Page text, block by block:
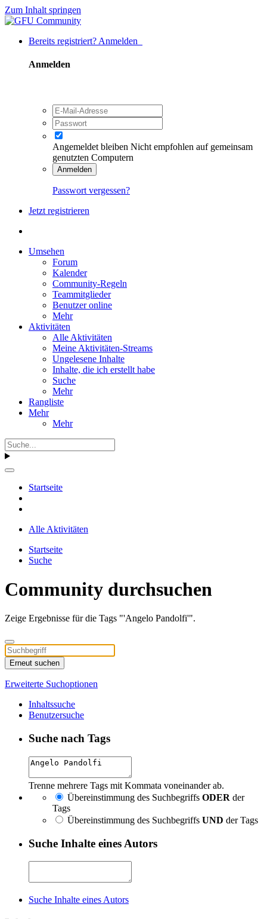
Zum Inhalt springen
Bereits registriert? Anmelden
Anmelden
Angemeldet bleiben Nicht empfohlen auf gemeinsam
genutzten Computern
Anmelden
Passwort vergessen?
Jetzt registrieren
Umsehen
Forum
Kalender
Community-Regeln
Teammitglieder
Benutzer online
Mehr
Aktivitäten
Alle Aktivitäten
Meine Aktivitäten-Streams
Ungelesene Inhalte
Inhalte, die ich erstellt habe
Suche
Mehr
Rangliste
Mehr
Mehr
Startseite
Alle Aktivitäten
Startseite
Suche
Community durchsuchen
Zeige Ergebnisse für die Tags "'Angelo Pandolfi'".
Erneut suchen
Erweiterte Suchoptionen
Inhaltssuche
Benutzersuche
Suche nach Tags
Trenne mehrere Tags mit Kommata voneinander ab.
Übereinstimmung des Suchbegriffs ODER der
Tags
Übereinstimmung des Suchbegriffs UND der Tags
Suche Inhalte eines Autors
Suche Inhalte eines Autors